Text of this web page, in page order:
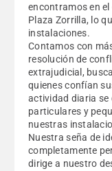
encontramos en
Plaza Zorrilla, lo
instalaciones.
Contamos con
resolución de
extrajudicial,
quienes confían
actividad diaria se
particulares y
nuestras
Nuestra seña de
completamente
dirige a nuestro